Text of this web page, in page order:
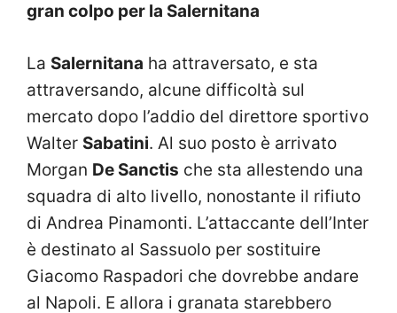
gran colpo per la Salernitana
La Salernitana ha attraversato, e sta
attraversando, alcune difficoltà sul
mercato dopo l’addio del direttore sportivo
Walter Sabatini. Al suo posto è arrivato
Morgan De Sanctis che sta allestendo una
squadra di alto livello, nonostante il rifiuto
di Andrea Pinamonti. L’attaccante dell’Inter
è destinato al Sassuolo per sostituire
Giacomo Raspadori che dovrebbe andare
al Napoli. E allora i granata starebbero